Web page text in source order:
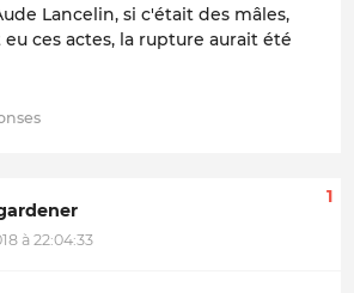
Lancelin, si c'était des mâles,
ces actes, la rupture aurait été
à 22:04:33
1